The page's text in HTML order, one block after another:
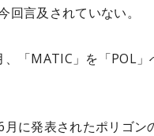
回言及されていない。
「MATIC」を「POL
に発表されたポリゴン